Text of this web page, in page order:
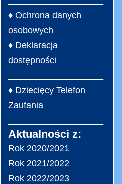
♦ Ochrona danych
osobowych
♦ Deklaracja
dostępności
♦ Dziecięcy Telefon
Zaufania
Aktualności z:
Rok 2020/2021
Rok 2021/2022
Rok 2022/2023